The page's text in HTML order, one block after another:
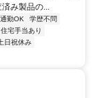
み製品の...
勤OK
学歴不問
住宅手当あり
日祝休み